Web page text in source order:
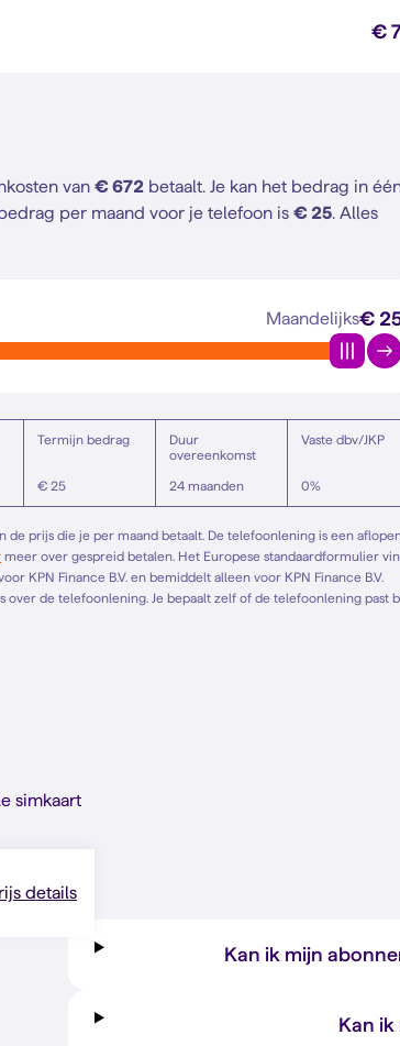
€
van € 672 betaalt. Je kan het bedrag in
per maand voor je telefoon is € 25. Alles
Maandelijks€
Termijn bedrag
€ 25
Duur
overeenkomst
24 maanden
Vaste dbv/JKP
0%
prijs die je per maand betaalt. De telefoonlening is een
over de telefoonlening. Je bepaalt zelf of de telefoonlening past
simkaart
details
Kan ik mijn
Kan